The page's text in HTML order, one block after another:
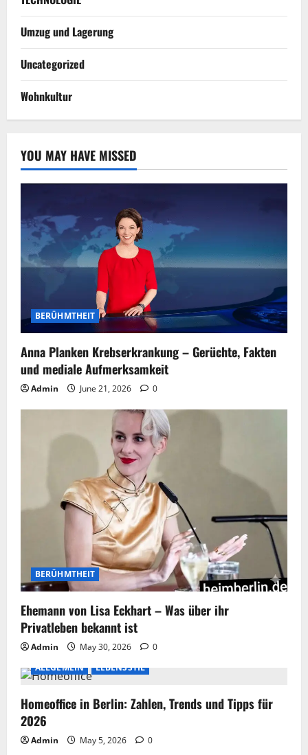
Umzug und Lagerung
Uncategorized
Wohnkultur
YOU MAY HAVE MISSED
BERÜHMTHEIT
Anna Planken Krebserkrankung – Gerüchte, Fakten
und mediale Aufmerksamkeit
Admin June 21, 2026 0
BERÜHMTHEIT
Ehemann von Lisa Eckhart – Was über ihr
Privatleben bekannt ist
Admin May 30, 2026
0
ALLGEMEIN
LEBENSSTIL
Homeoffice in Berlin: Zahlen, Trends und Tipps für
2026
Admin May 5, 2026 0